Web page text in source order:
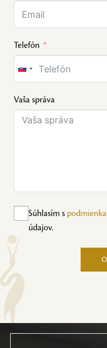
Telefón
Slovakia
Vaša správa
Súhlasím s
údajov.
Alternative: